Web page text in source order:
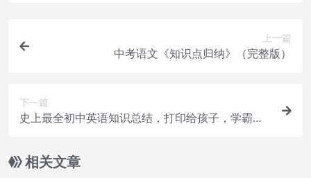
上一篇
中考语文《知识点归纳》（完整版）
下一篇
史上最全初中英语知识总结，打印给孩子，学霸必
相关文章